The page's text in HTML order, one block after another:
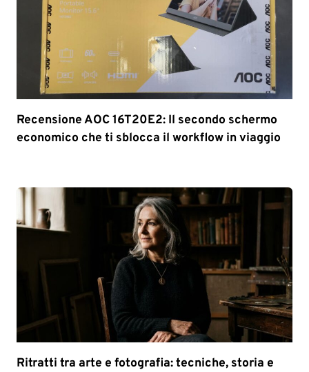
Recensione AOC 16T20E2: Il secondo schermo
economico che ti sblocca il workflow in viaggio
Ritratti tra arte e fotografia: tecniche, storia e